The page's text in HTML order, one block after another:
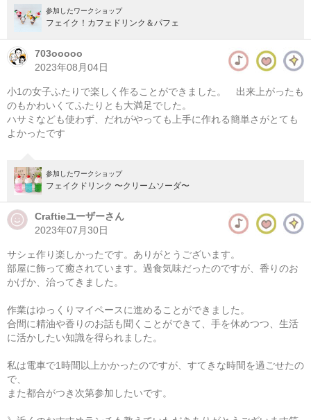
バラの花束スワッグ
準備中
次の開催をお楽しみに！
参加したワークショップ
フェイク！カフェドリンク＆パフェ
703ooooo
2023年08月04日
小1の女子ふたりで楽しく作ることができました。 出来上がったも
のもかわいくてふたりとも大満足でした。
ハサミなども使わず、だれがやっても上手に作れる簡単さがとても
よかったです
参加したワークショップ
フェイクドリンク 〜クリームソーダ〜
Craftieユーザーさん
2023年07月30日
サシェ作り楽しかったです。ありがとうございます。
部屋に飾って癒されています。過食気味だったのですが、香りのお
かげか、治ってきました。
作業はゆっくりマイペースに進めることができました。
合間に精油や香りのお話も聞くことができて、手を休めつつ、生活
に活かしたい知識を得られました。
私は電車で1時間以上かかったのですが、すてきな時間を過ごせたの
で、
また都合がつき次第参加したいです。